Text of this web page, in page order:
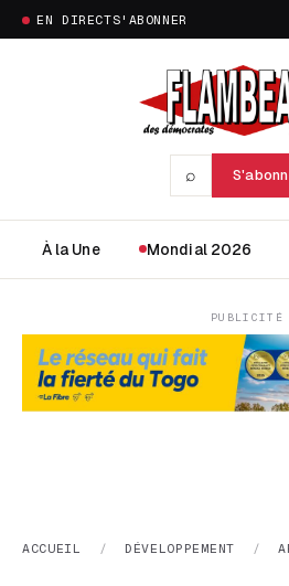
EN DIRECTS'ABONNER
⌕
À la Une Mondial 2026
PUBLICITÉ
ACCUEIL / DÉVELOPPEMENT /